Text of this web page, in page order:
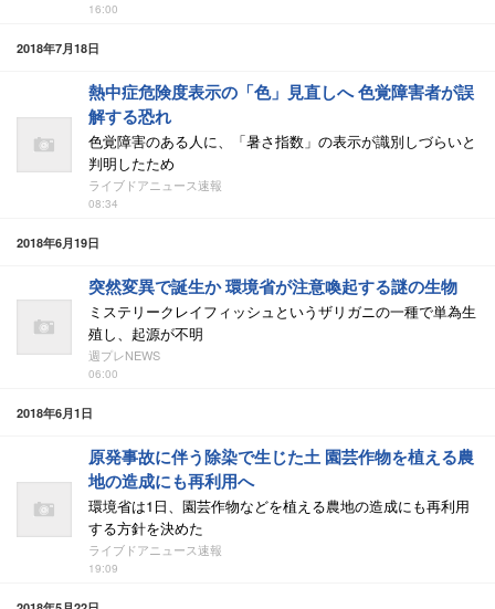
16:00
2018年7月18日
熱中症危険度表示の「色」見直しへ 色覚障害者が誤
解する恐れ
色覚障害のある人に、「暑さ指数」の表示が識別しづらいと
判明したため
ライブドアニュース速報
08:34
2018年6月19日
突然変異で誕生か 環境省が注意喚起する謎の生物
ミステリークレイフィッシュというザリガニの一種で単為生
殖し、起源が不明
週プレNEWS
06:00
2018年6月1日
原発事故に伴う除染で生じた土 園芸作物を植える農
地の造成にも再利用へ
環境省は1日、園芸作物などを植える農地の造成にも再利用
する方針を決めた
ライブドアニュース速報
19:09